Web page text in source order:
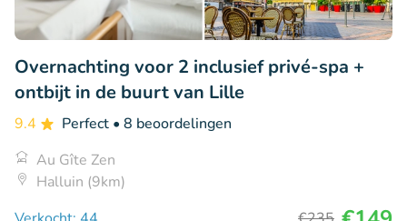
Overnachting voor 2 inclusief privé-spa +
ontbijt in de buurt van Lille
9.4 Perfect • 8 beoordelingen
Au Gîte Zen
Halluin (9km)